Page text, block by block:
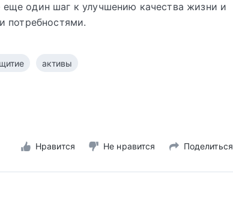
один шаг к улучшению качества жизни и
потребностями.
активы
Нравится Не нравится Поделиться